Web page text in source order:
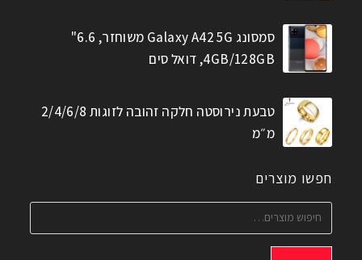
סמסונג Galaxy A42 5G משוחזר, 6.6"
4GB/128GB, דואל סים
טבעת נירוסטה חלקה זהובה לזוגות 2/4/6/8
מ״מ
חפשו מוצרים